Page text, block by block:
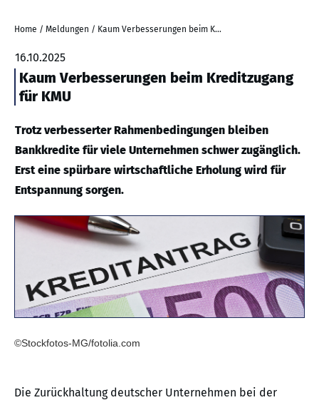
Home / Meldungen / Kaum Verbesserungen beim Kreditzugang für KMU
16.10.2025
Kaum Verbesserungen beim Kreditzugang
für KMU
Trotz verbesserter Rahmenbedingungen bleiben
Bankkredite für viele Unternehmen schwer zugänglich.
Erst eine spürbare wirtschaftliche Erholung wird für
Entspannung sorgen.
©Stockfotos-MG/fotolia.com
Die Zurückhaltung deutscher Unternehmen bei der